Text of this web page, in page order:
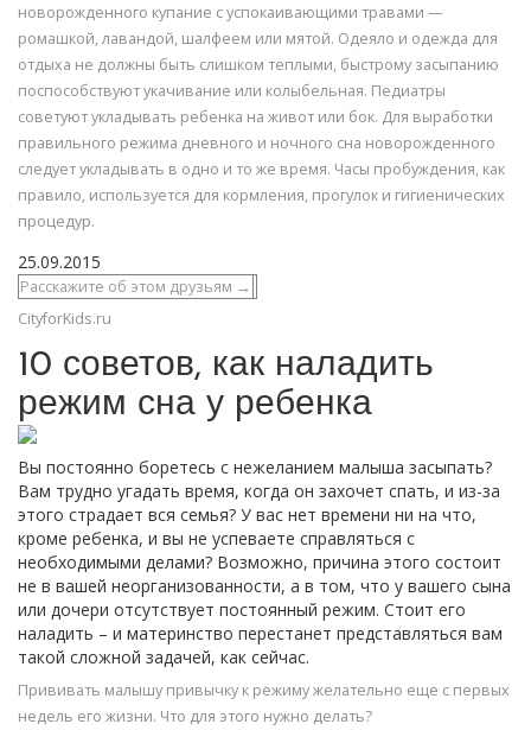
новорожденного купание с успокаивающими травами —
ромашкой, лавандой, шалфеем или мятой. Одеяло и одежда для
отдыха не должны быть слишком теплыми, быстрому засыпанию
поспособствуют укачивание или колыбельная. Педиатры
советуют укладывать ребенка на живот или бок. Для выработки
правильного режима дневного и ночного сна новорожденного
следует укладывать в одно и то же время. Часы пробуждения, как
правило, используется для кормления, прогулок и гигиенических
процедур.
25.09.2015
Расскажите об этом друзьям →
CityforKids.ru
10 советов, как наладить
режим сна у ребенка
Вы постоянно боретесь с нежеланием малыша засыпать?
Вам трудно угадать время, когда он захочет спать, и из-за
этого страдает вся семья? У вас нет времени ни на что,
кроме ребенка, и вы не успеваете справляться с
необходимыми делами? Возможно, причина этого состоит
не в вашей неорганизованности, а в том, что у вашего сына
или дочери отсутствует постоянный режим. Стоит его
наладить – и материнство перестанет представляться вам
такой сложной задачей, как сейчас.
Прививать малышу привычку к режиму желательно еще с первых
недель его жизни. Что для этого нужно делать?